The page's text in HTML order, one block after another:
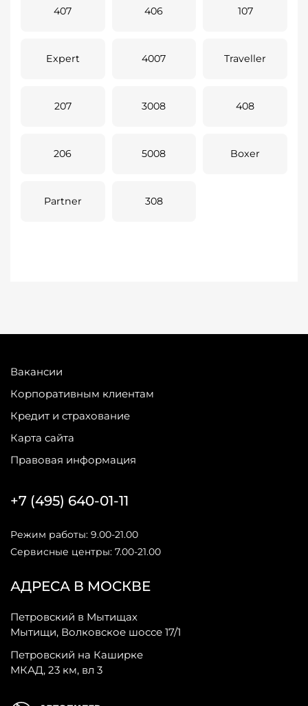
407 406 107
Expert 4007 Traveller
207 3008 408
206 5008 Boxer
Partner 308
Вакансии
Корпоративным клиентам
Кредит и страхование
Карта сайта
Правовая информация
АДРЕСА В МОСКВЕ
Петровский в Мытищах
Мытищи, Волковское шоссе 17/1
Петровский на Каширке
МКАД, 23 км, вл 3
+7 (495) 640-01-11
Режим работы: 9.00-21.00
Сервисные центры: 7.00-21.00